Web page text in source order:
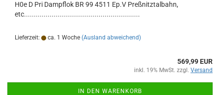
H0e D Pri Dampflok BR 99 4511 Ep.V Preßnitztalbahn,
etc...........................................................
Lieferzeit: ca. 1 Woche (Ausland abweichend)
569,99 EUR
inkl. 19% MwSt. zzgl. Versand
IN DEN WARENKORB